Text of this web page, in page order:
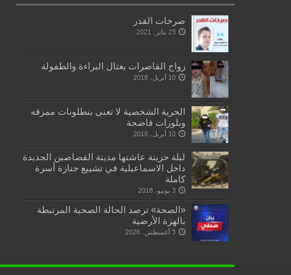
صرخات القدر
23 يناير، 2021
زواج القاصرات يغتال البراءة والطفولة
10 أبريل، 2018
الحرية الشخصية لا تعنى بنطلونات ممزقه
وبلوزات فاضحة
10 أبريل، 2018
ليلة حزينة عاشتها مدينة القصاصين الجديدة
داخل الاسماعيلية في تشييع جنازة أسرة
كاملة
3 يونيو، 2018
«الصحة» ترصد الحالة الصحية المرتبطة
بالهزة الأرضية
3 أغسطس، 2026